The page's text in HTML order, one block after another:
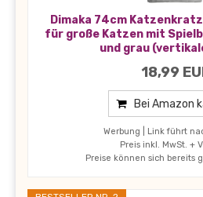
Dimaka 74cm
für große Katzen mit
und grau
18,99
Bei Amazon
Werbung | Link führt
Preis inkl. MwSt. +
Preise können sich bereits